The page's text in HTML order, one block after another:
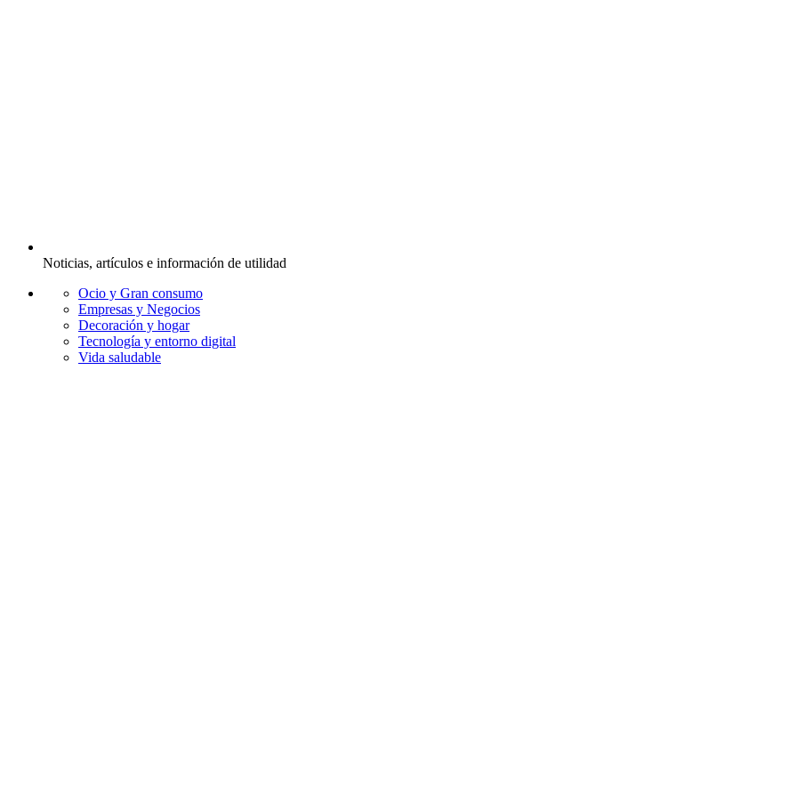
Noticias, artículos e información de utilidad
Ocio y Gran consumo
Empresas y Negocios
Decoración y hogar
Tecnología y entorno digital
Vida saludable